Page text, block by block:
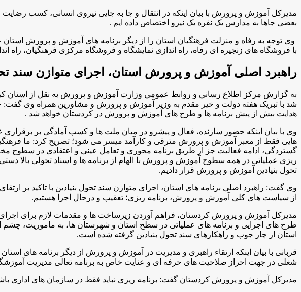
مدیرکل آموزش و پرورش با بیان اینکه در انتقال و جا به جایی نیروی انسانی، کسب رضایت
بعضی جاها به مدارس یک نفره یک نیرو اختصاص داده ایم .
با فروشگاه های زنجیره ای رفاه، راه اندازی نمایشگاه و فروشگاه مرکزی فرهنگیان، راه
راهبرد اصلی آموزش و پرورش استان، اجرای متوازن سند
به گزارش مركز اطلاع رساني و روابط عمومي وزارت آموزش و پرورش به نقل از استان
شد با تبریک هفته دولت و خیر مقدم به وزیر آموزش و پرورش و مشاورین همراه وی
هدایت بیش از پیش برنامه ها و طرح های آموزش و پرورش در کردستان خواهد شد .
وی با بیان اینکه حضور سازنده، فعال و پیشرو در میان ملت ها و کسب آمادگی بر
هایی فقط از معبر آموزش و پرورش مترقی و کارآمد میسر می شود؛ تصریح کرد: ما
گستردگی، ادامه فعالیت جز از طریق برنامه محوری و تعامل عینی و اعتقادی در سطوح
ریزی عملیاتی در همه سطوح آموزش و پرورش با الهام از برنامه ها و اسناد تحولی
تحول بنیادین آموزش و پرورش قرار دادیم.
وی گفت: راهبرد اصلی برنامه های استان، اجرای متوازن سند تحول بنیادین با تاکید بر
از سیاست های کلی آموزش و پرورش، برنامه ریزی؛ تعقیب و درحال اجرا هستیم.
مدیرکل آموزش و پرورش کردستان، فراهم آوردن زیرساخت ها و مقدمات لازم برای
طرح های اجرایی و برنامه های عملیاتی در سطح استان و شهرستان ها، به ماموریت، چشم
استان از چار جوب و راهکارهای سند تحول بنیادین گرفته شده است.
قربانی با بیان اینکه ارتقاء راهبری و مدیریت در آموزش و پرورش از دیگر برنامه های
شغلی در جهت احراز صلاحیت های حرفه ای و عنایت خاص به برنامه تعالی مدیریت
مدیرکل آموزش و پرورش کردستان گفت: برنامه ریزی نباید فقط در سازمان های اداری